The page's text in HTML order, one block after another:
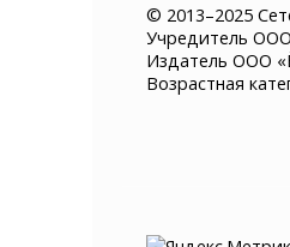
Смена
Смоленске:
стоит и
надо менять
© 2013–2025
Учредитель
Издатель ООО
Возрастная